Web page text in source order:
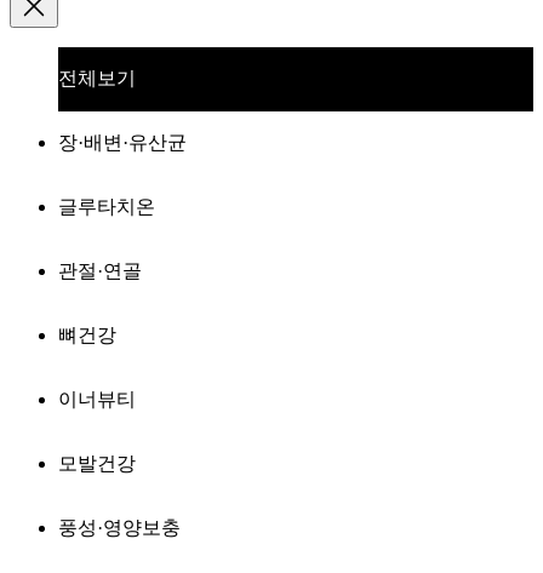
전체보기
장·배변·유산균
글루타치온
관절·연골
뼈건강
이너뷰티
모발건강
풍성·영양보충